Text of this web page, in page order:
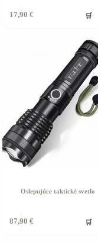
17,90 € 🛒
Oslepujúce taktické svetlo
87,90 € 🛒